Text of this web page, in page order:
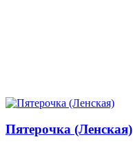
Пятерочка (Ленская)